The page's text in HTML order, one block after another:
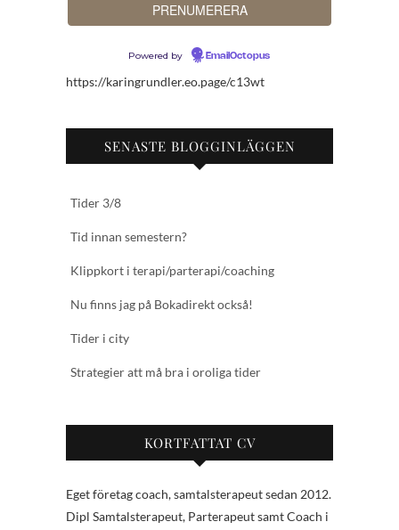
Powered by EmailOctopus
https://karingrundler.eo.page/c13wt
SENASTE BLOGGINLÄGGEN
Tider 3/8
Tid innan semestern?
Klippkort i terapi/parterapi/coaching
Nu finns jag på Bokadirekt också!
Tider i city
Strategier att må bra i oroliga tider
KORTFATTAT CV
Eget företag coach, samtalsterapeut sedan 2012.
Dipl Samtalsterapeut, Parterapeut samt Coach i